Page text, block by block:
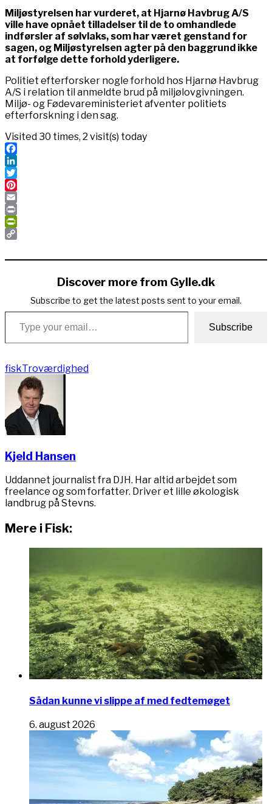
Miljøstyrelsen har vurderet, at Hjarnø Havbrug A/S
ville have opnået tilladelser til de to omhandlede
indførsler af sølvlaks, som har været genstand for
sagen, og Miljøstyrelsen agter på den baggrund ikke
at forfølge dette forhold yderligere.
Politiet efterforsker nogle forhold hos Hjarnø Havbrug
A/S i relation til anmeldte brud på miljølovgivningen.
Miljø- og Fødevareministeriet afventer politiets
efterforskning i den sag.
Visited 30 times, 2 visit(s) today
Facebook
LinkedIn
Twitter
Pinterest
Email
Print
PrintFriendly
Link
Discover more from Gylle.dk
Subscribe to get the latest posts sent to your email.
Type your email…
Subscribe
fiskTroværdighed
Kjeld Hansen
Uddannet journalist fra DJH. Har altid arbejdet som
freelance og som forfatter. Driver et lille økologisk
landbrug på Stevns.
Mere i Fisk:
Sådan kunne vi slippe af med fedtemøget
6. august 2026